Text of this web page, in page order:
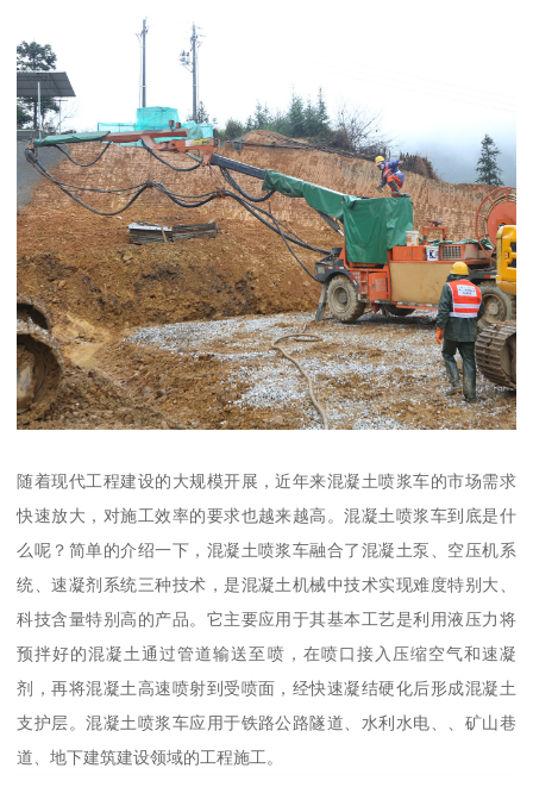
随着现代工程建设的大规模开展，近年来混凝土喷浆车的市场需求
快速放大，对施工效率的要求也越来越高。混凝土喷浆车到底是什
么呢？简单的介绍一下，混凝土喷浆车融合了混凝土泵、空压机系
统、速凝剂系统三种技术，是混凝土机械中技术实现难度特别大、
科技含量特别高的产品。它主要应用于其基本工艺是利用液压力将
预拌好的混凝土通过管道输送至喷，在喷口接入压缩空气和速凝
剂，再将混凝土高速喷射到受喷面，经快速凝结硬化后形成混凝土
支护层。混凝土喷浆车应用于铁路公路隧道、水利水电、、矿山巷
道、地下建筑建设领域的工程施工。